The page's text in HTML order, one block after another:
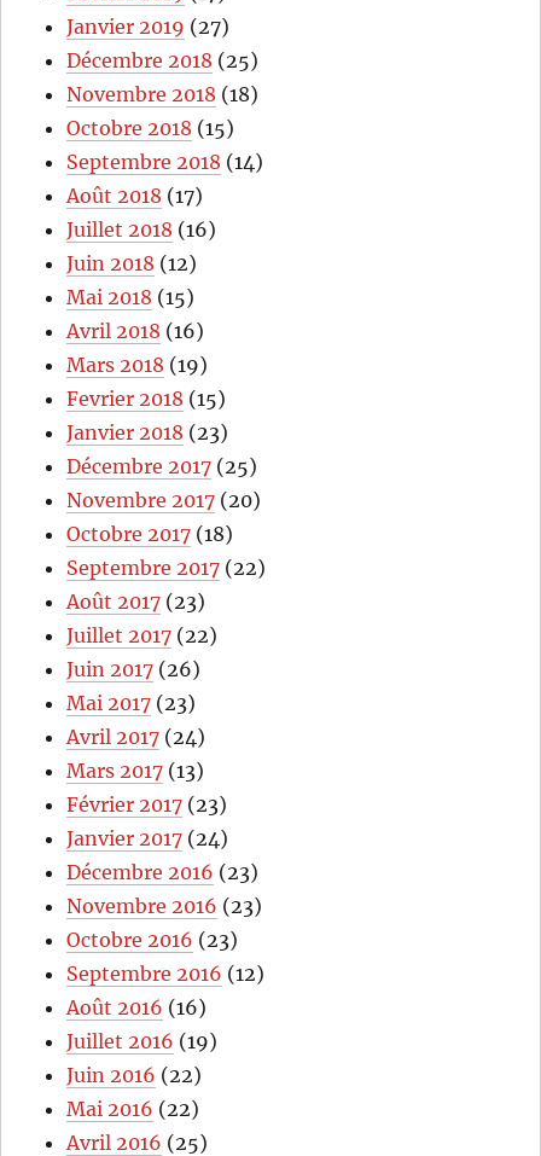
Janvier 2019 (27)
Décembre 2018 (25)
Novembre 2018 (18)
Octobre 2018 (15)
Septembre 2018 (14)
Août 2018 (17)
Juillet 2018 (16)
Juin 2018 (12)
Mai 2018 (15)
Avril 2018 (16)
Mars 2018 (19)
Fevrier 2018 (15)
Janvier 2018 (23)
Décembre 2017 (25)
Novembre 2017 (20)
Octobre 2017 (18)
Septembre 2017 (22)
Août 2017 (23)
Juillet 2017 (22)
Juin 2017 (26)
Mai 2017 (23)
Avril 2017 (24)
Mars 2017 (13)
Février 2017 (23)
Janvier 2017 (24)
Décembre 2016 (23)
Novembre 2016 (23)
Octobre 2016 (23)
Septembre 2016 (12)
Août 2016 (16)
Juillet 2016 (19)
Juin 2016 (22)
Mai 2016 (22)
Avril 2016 (25)